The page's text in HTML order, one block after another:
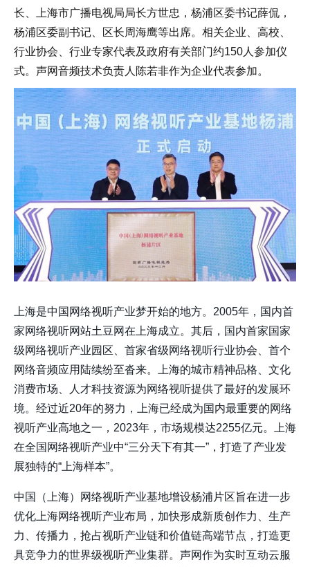
长、上海市广播电视局局长方世忠，杨浦区委书记薛侃，
杨浦区委副书记、区长周海鹰等出席。相关企业、高校、
行业协会、行业专家代表及政府有关部门约150人参加仪
式。声网音频技术负责人陈若非作为企业代表参加。
上海是中国网络视听产业梦开始的地方。2005年，国内首
家网络视听网站土豆网在上海成立。其后，国内首家国家
级网络视听产业园区、首家省级网络视听行业协会、首个
网络音频应用陆续纷至沓来。上海的城市精神品格、文化
消费市场、人才科技资源为网络视听提供了最好的发展环
境。经过近20年的努力，上海已经成为国内最重要的网络
视听产业高地之一，2023年，市场规模达2255亿元。上海
在全国网络视听产业中“三分天下有其一”，打造了产业发
展独特的“上海样本”。
中国（上海）网络视听产业基地增设杨浦片区旨在进一步
优化上海网络视听产业布局，加快形成新质创作力、生产
力、传播力，抢占视听产业链和价值链高端节点，打造更
具竞争力的世界级视听产业集群。声网作为实时互动云服